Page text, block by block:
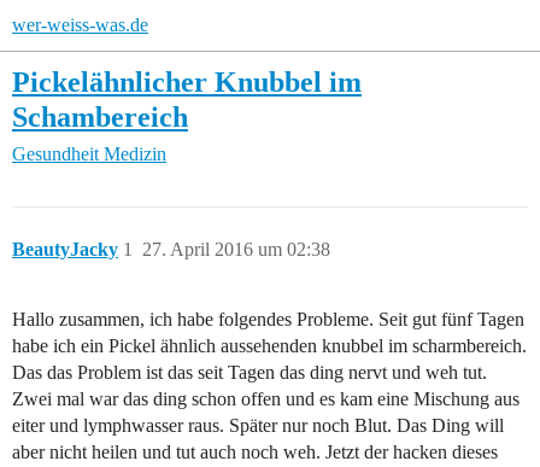
wer-weiss-was.de
Pickelähnlicher Knubbel im
Schambereich
Gesundheit Medizin
BeautyJacky 27. April 2016 um 02:38
1
Hallo zusammen, ich habe folgendes Probleme. Seit gut fünf Tagen
habe ich ein Pickel ähnlich aussehenden knubbel im scharmbereich.
Das das Problem ist das seit Tagen das ding nervt und weh tut.
Zwei mal war das ding schon offen und es kam eine Mischung aus
eiter und lymphwasser raus. Später nur noch Blut. Das Ding will
aber nicht heilen und tut auch noch weh. Jetzt der hacken dieses